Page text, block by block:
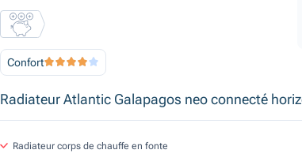
Confort
Radiateur Atlantic Galapagos neo connecté
Radiateur corps de chauffe en fonte